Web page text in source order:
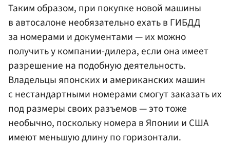
Таким образом, при покупке новой машины
в автосалоне необязательно ехать в ГИБДД
за номерами и документами — их можно
получить у компании-дилера, если она имеет
разрешение на подобную деятельность.
Владельцы японских и американских машин
с нестандартными номерами смогут заказать их
под размеры своих разъемов — это тоже
необычно, поскольку номера в Японии и США
имеют меньшую длину по горизонтали.